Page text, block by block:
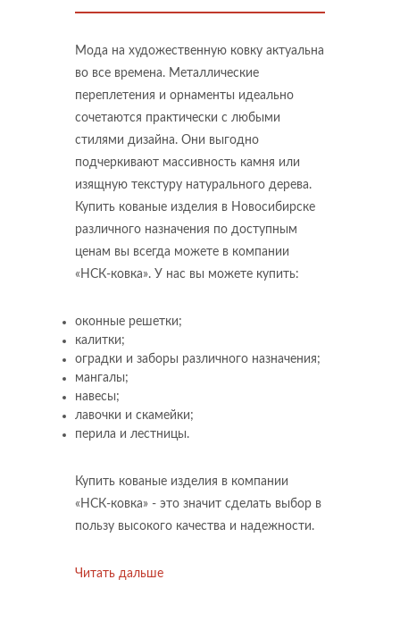
Мода на художественную ковку актуальна
во все времена. Металлические
переплетения и орнаменты идеально
сочетаются практически с любыми
стилями дизайна. Они выгодно
подчеркивают массивность камня или
изящную текстуру натурального дерева.
Купить кованые изделия в Новосибирске
различного назначения по доступным
ценам вы всегда можете в компании
«НСК-ковка». У нас вы можете купить:
оконные решетки;
калитки;
оградки и заборы различного назначения;
мангалы;
навесы;
лавочки и скамейки;
перила и лестницы.
Купить кованые изделия в компании
«НСК-ковка» - это значит сделать выбор в
пользу высокого качества и надежности.
Читать дальше